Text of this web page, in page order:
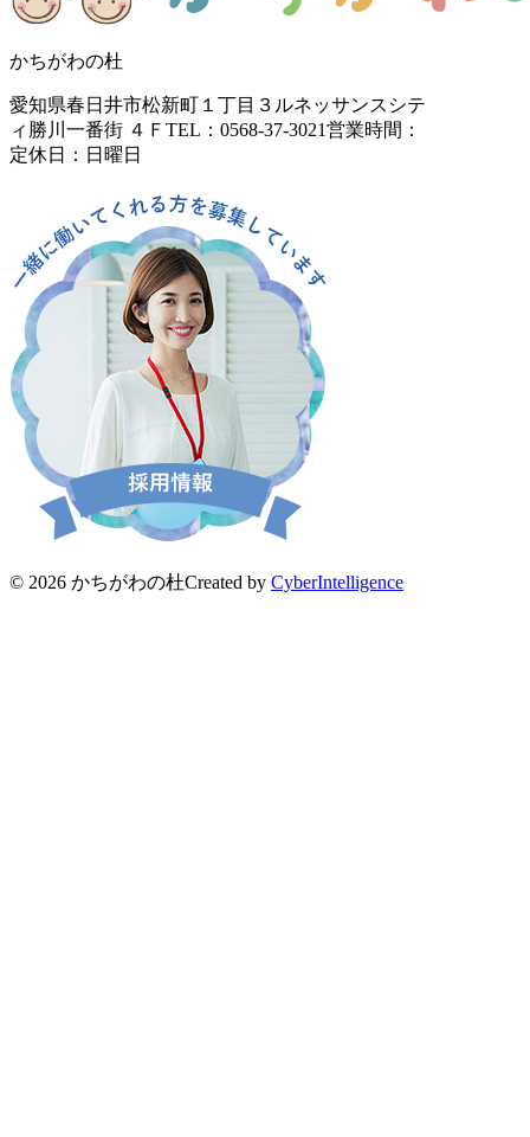
かちがわの杜
愛知県春日井市松新町１丁目３ ルネッサンスシテ
ィ勝川一番街 ４Ｆ TEL：0568-37-3021営業時間：
定休日：日曜日
© 2026 かちがわの杜Created by CyberIntelligence